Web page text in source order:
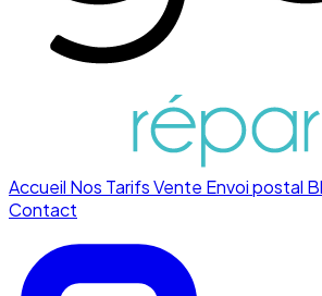
Accueil Nos TarifsVente Envoi postal
Contact